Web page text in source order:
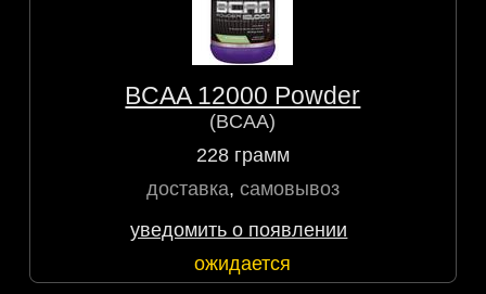
BCAA 12000 Powder
(BCAA)
228 грамм
доставка, самовывоз
уведомить о появлении
ожидается